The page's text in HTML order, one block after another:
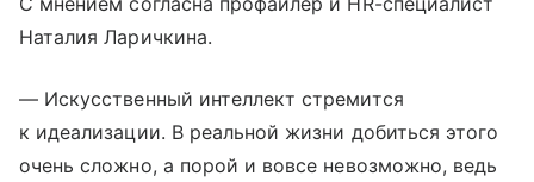
Наталия Ларичкина.
— Искусственный интеллект стремится
к идеализации. В реальной жизни добиться этого
очень сложно, а порой и вовсе невозможно, ведь